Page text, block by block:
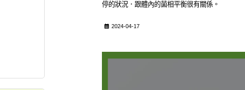
停的狀況．跟體內的菌相平衡很有關係。
2024-04-17